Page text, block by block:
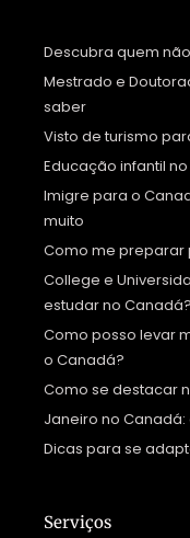
Descubra quem
Mestrado e
saber
Visto de turismo
Educação infantil
Imigre para o
muito
Como me preparar
College e
estudar no Canadá?
Como posso levar
o Canadá?
Como se destacar
Janeiro no
Dicas para se
Serviços